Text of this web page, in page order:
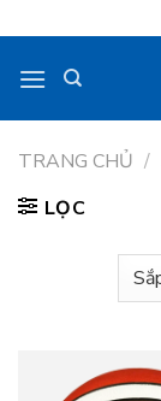
qua
TRANG CHỦ /
LỌC